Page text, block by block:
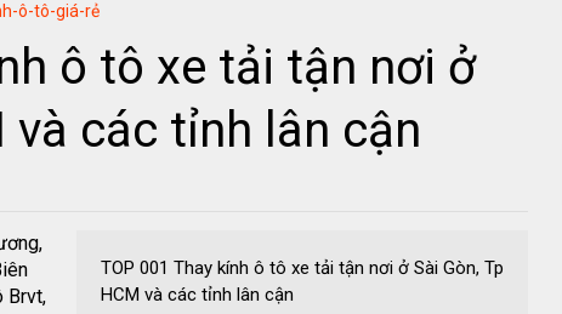
ô-tô-giá-rẻ
ô tô xe tải tận nơi ở
và các tỉnh lân cận
Brvt,
TOP 001 Thay kính ô tô xe tải tận nơi ở Sài Gòn, Tp
HCM và các tỉnh lân cận